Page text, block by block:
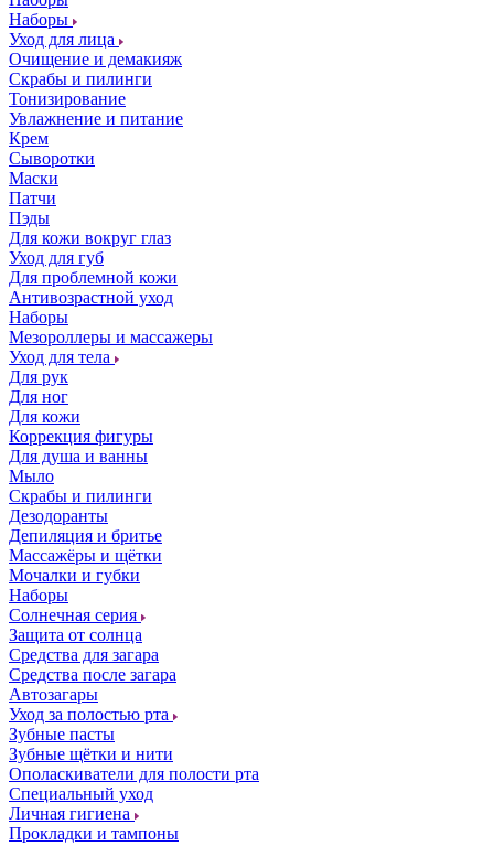
Наборы
Уход для лица
Очищение и демакияж
Скрабы и пилинги
Тонизирование
Увлажнение и питание
Крем
Сыворотки
Маски
Патчи
Пэды
Для кожи вокруг глаз
Уход для губ
Для проблемной кожи
Антивозрастной уход
Наборы
Мезороллеры и массажеры
Уход для тела
Для рук
Для ног
Для кожи
Коррекция фигуры
Для душа и ванны
Мыло
Скрабы и пилинги
Дезодоранты
Депиляция и бритье
Массажёры и щётки
Мочалки и губки
Наборы
Солнечная серия
Защита от солнца
Средства для загара
Средства после загара
Автозагары
Уход за полостью рта
Зубные пасты
Зубные щётки и нити
Ополаскиватели для полости рта
Специальный уход
Личная гигиена
Прокладки и тампоны